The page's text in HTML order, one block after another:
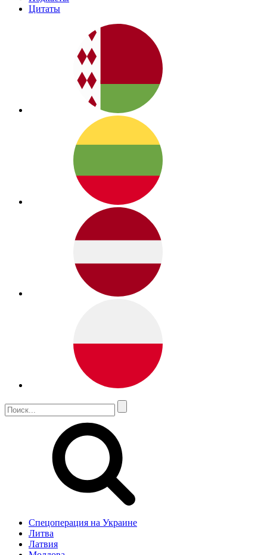
Цитаты
Спецоперация на Украине
Литва
Латвия